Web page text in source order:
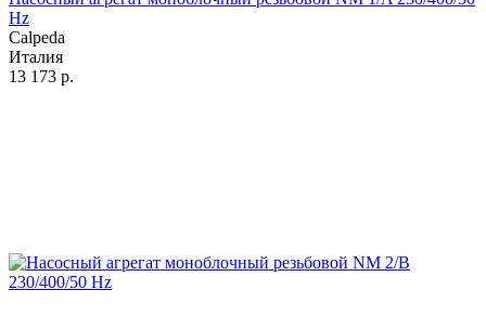
Hz
Calpeda
Италия
13 173 р.